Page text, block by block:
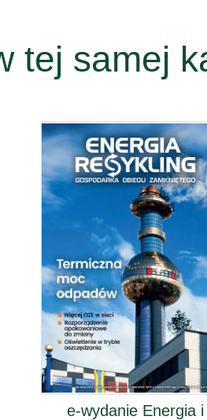
tej samej
e-wydanie Energia i